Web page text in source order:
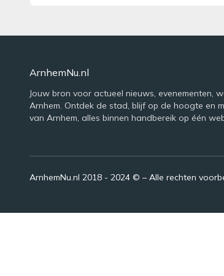
ArnhemNu.nl
Jouw bron voor actueel nieuws, evenementen,
Arnhem. Ontdek de stad, blijf op de hoogte en
van Arnhem, alles binnen handbereik op één
ArnhemNu.nl 2018 - 2024 © – Alle rechten